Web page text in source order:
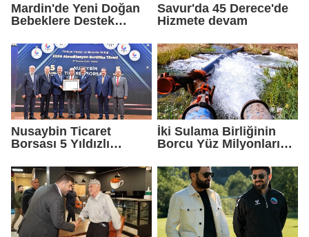
Mardin'de Yeni Doğan
Bebeklere Destek
Savur'da 45 Derece'de
Hizmete devam
Nusaybin Ticaret
Borsası 5 Yıldızlı
Yeniden Aldı
İki Sulama Birliğinin
Borcu Yüz Milyonları